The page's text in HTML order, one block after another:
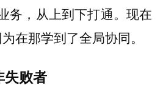
务，从上到下打通。现在
在那学到了全局协同。
失败者